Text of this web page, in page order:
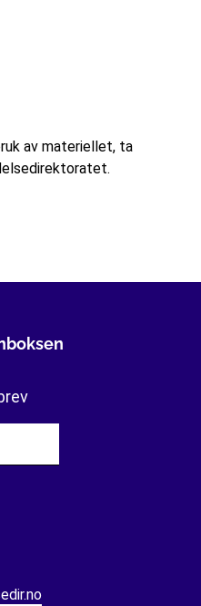
av materiellet, ta